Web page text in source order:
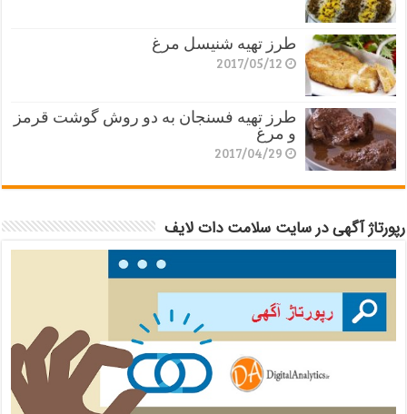
طرز تهیه شنیسل مرغ
2017/05/12
طرز تهیه فسنجان به دو روش گوشت قرمز
و مرغ
2017/04/29
رپورتاژ آگهی در سایت سلامت دات لایف